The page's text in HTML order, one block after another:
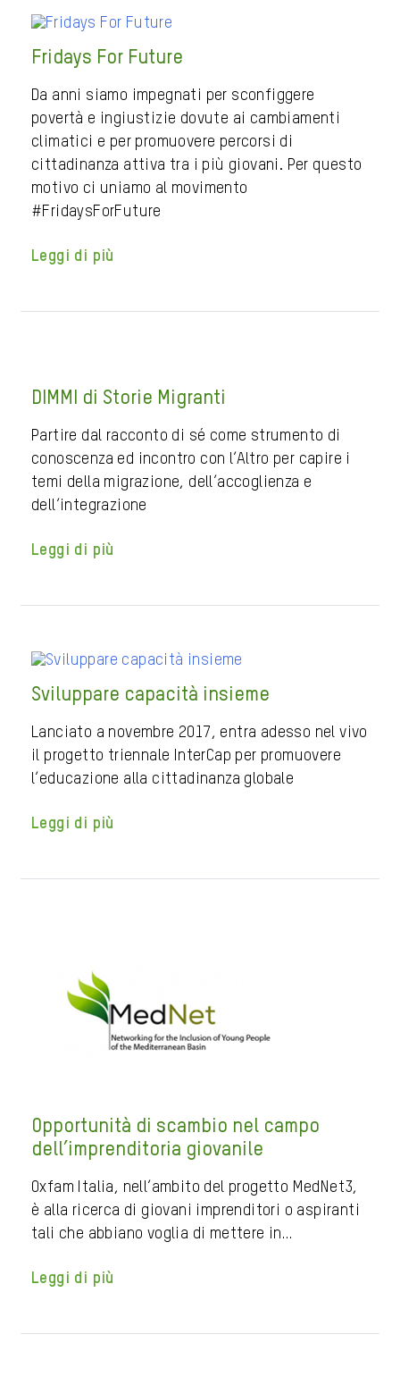
Fridays For Future
Da anni siamo impegnati per sconfiggere
povertà e ingiustizie dovute ai cambiamenti
climatici e per promuovere percorsi di
cittadinanza attiva tra i più giovani. Per questo
motivo ci uniamo al movimento
#FridaysForFuture
Leggi di più
DIMMI di Storie Migranti
Partire dal racconto di sé come strumento di
conoscenza ed incontro con l’Altro per capire i
temi della migrazione, dell’accoglienza e
dell’integrazione
Leggi di più
Sviluppare capacità insieme
Lanciato a novembre 2017, entra adesso nel vivo
il progetto triennale InterCap per promuovere
l’educazione alla cittadinanza globale
Leggi di più
Opportunità di scambio nel campo
dell’imprenditoria giovanile
Oxfam Italia, nell’ambito del progetto MedNet3,
è alla ricerca di giovani imprenditori o aspiranti
tali che abbiano voglia di mettere in…
Leggi di più